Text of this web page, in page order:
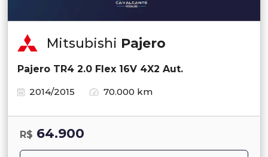
Mitsubishi Pajero
Pajero TR4 2.0 Flex 16V 4X2 Aut.
2014/2015
70.000 km
R$ 64.900